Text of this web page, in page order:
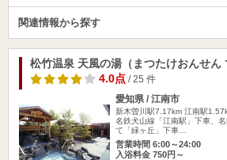
関連情報から探す
松竹温泉 天風の湯（まつたけおんせん
4.0点/ 25 件
愛知県 / 江南市
新木曽川駅7.17km 江南駅
名鉄犬山線「江南駅」下車、
て「緑ヶ丘」下車…
営業時間 6:00～24:00
入浴料金 750円～